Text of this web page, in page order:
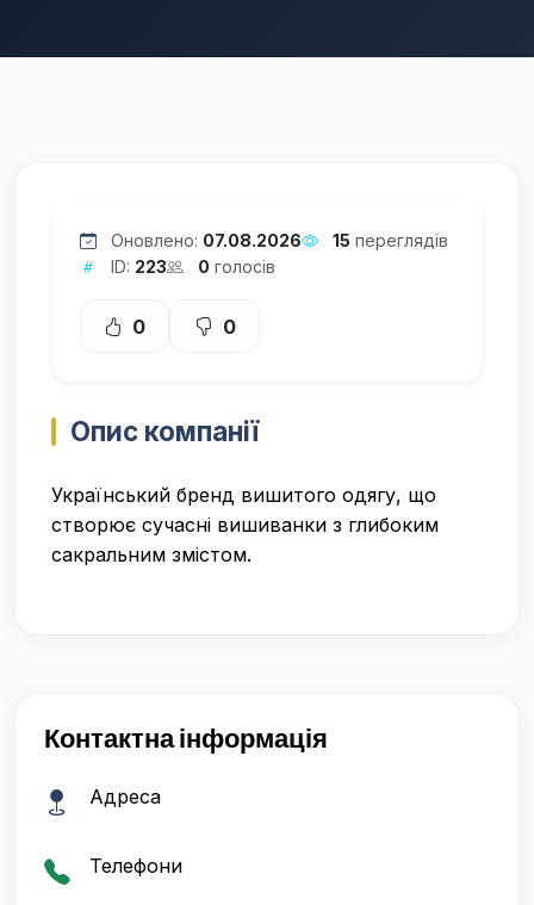
Оновлено: 07.08.2026 15 переглядів
ID: 223 0 голосів
0 0
Опис компанії
Український бренд вишитого одягу, що
створює сучасні вишиванки з глибоким
сакральним змістом.
Контактна інформація
Адреса
Телефони